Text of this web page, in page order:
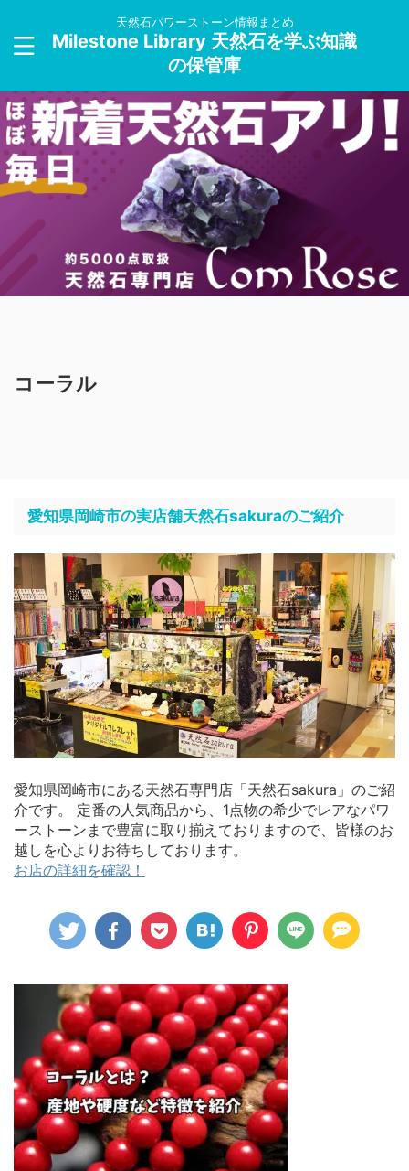
天然石パワーストーン情報まとめ
Milestone Library 天然石を学ぶ知識
の保管庫
コーラル
愛知県岡崎市の実店舗天然石sakuraのご紹介
愛知県岡崎市にある天然石専門店「天然石sakura」のご紹
介です。 定番の人気商品から、1点物の希少でレアなパワ
ーストーンまで豊富に取り揃えておりますので、皆様のお
越しを心よりお待ちしております。
お店の詳細を確認！